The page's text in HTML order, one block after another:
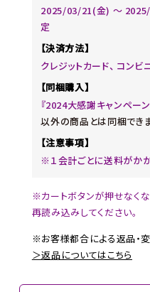
2025/03/21(金) ～
定
【決済方法】
クレジットカード、 コンビ
【同梱購入】
『2024大感謝キャンペーン
以外の商品とは同梱でき
【注意事項】
※１会計ごとに送料がかか
※カートボタンが押せなく
再読み込みしてください。
※お客様都合による返品・
＞返品についてはこちら